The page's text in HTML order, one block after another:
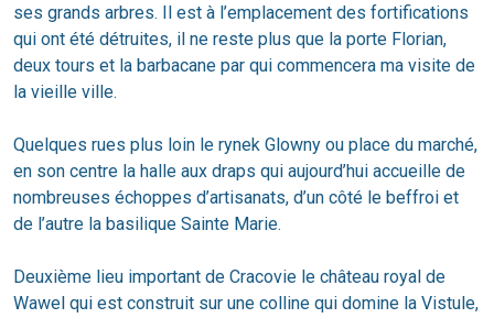
ses grands arbres. Il est à l’emplacement des fortifications
qui ont été détruites, il ne reste plus que la porte Florian,
deux tours et la barbacane par qui commencera ma visite de
la vieille ville.
Quelques rues plus loin le rynek Glowny ou place du marché,
en son centre la halle aux draps qui aujourd’hui accueille de
nombreuses échoppes d’artisanats, d’un côté le beffroi et
de l’autre la basilique Sainte Marie.
Deuxième lieu important de Cracovie le château royal de
Wawel qui est construit sur une colline qui domine la Vistule,